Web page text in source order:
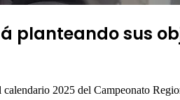
planteando sus
2025 del Campeonato